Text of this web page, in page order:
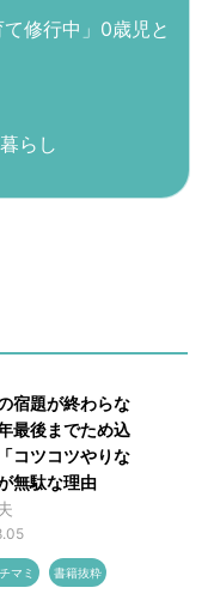
修行中」0歳児と
らし
宿題が終わらな
最後までため込
コツコツやりな
無駄な理由
マミ 書籍抜粋